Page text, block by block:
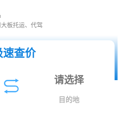
板托运、代驾
速查价
目的地